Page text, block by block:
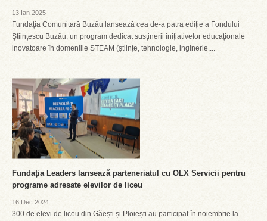
13 Ian 2025
Fundația Comunitară Buzău lansează cea de-a patra ediție a Fondului
Științescu Buzău, un program dedicat susținerii inițiativelor educaționale
inovatoare în domeniile STEAM (științe, tehnologie, inginerie,...
Fundația Leaders lansează parteneriatul cu OLX Servicii pentru
programe adresate elevilor de liceu
16 Dec 2024
300 de elevi de liceu din Găești și Ploiești au participat în noiembrie la